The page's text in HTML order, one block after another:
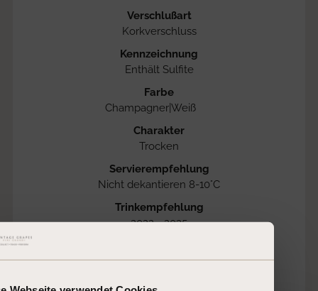
Verschlußart
Korkverschluss
Kennzeichnung
Enthält Sulfite
Farbe
Champagner|Weiß
Charakter
Trocken
Servierempfehlung
Nicht dekantieren 8-10°C
Trinkempfehlung
2022 - 2035